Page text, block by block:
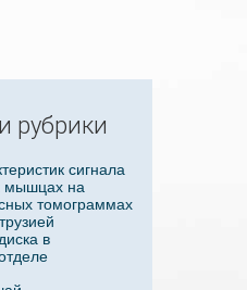
рубрики
сигнала
мышцах на
томограммах
в